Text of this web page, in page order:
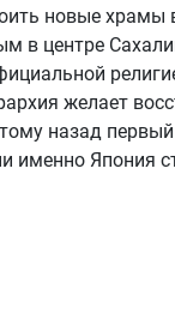
новые
в центре
желает
назад
именно Япония